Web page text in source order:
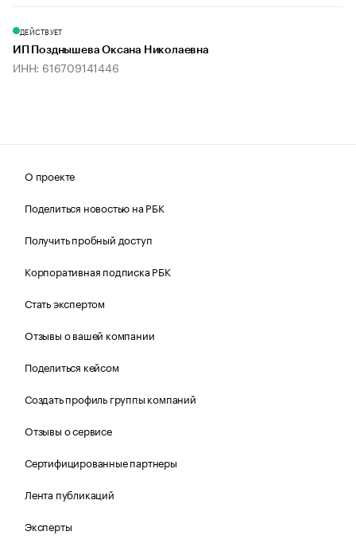
ДЕЙСТВУЕТ
ИП Позднышева Оксана Николаевна
ИНН: 616709141446
О проекте
Поделиться новостью на РБК
Получить пробный доступ
Корпоративная подписка РБК
Стать экспертом
Отзывы о вашей компании
Поделиться кейсом
Создать профиль группы компаний
Отзывы о сервисе
Сертифицированные партнеры
Лента публикаций
Эксперты